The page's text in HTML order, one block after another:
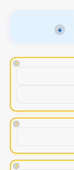
+
!
!
!